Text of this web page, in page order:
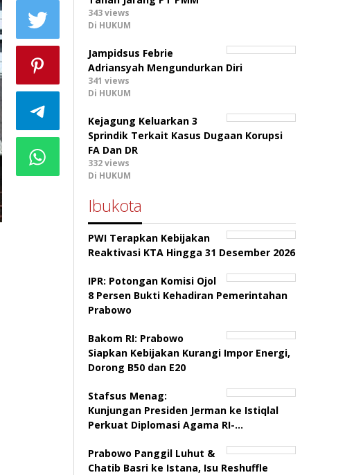
343 views
Di HUKUM
Jampidsus Febrie
Adriansyah Mengundurkan Diri
341 views
Di HUKUM
Kejagung Keluarkan 3
Sprindik Terkait Kasus Dugaan Korupsi
FA Dan DR
332 views
Di HUKUM
Ibukota
PWI Terapkan Kebijakan
Reaktivasi KTA Hingga 31 Desember 2026
IPR: Potongan Komisi Ojol
8 Persen Bukti Kehadiran Pemerintahan
Prabowo
Bakom RI: Prabowo
Siapkan Kebijakan Kurangi Impor Energi,
Dorong B50 dan E20
Stafsus Menag:
Kunjungan Presiden Jerman ke Istiqlal
Perkuat Diplomasi Agama RI-…
Prabowo Panggil Luhut &
Chatib Basri ke Istana, Isu Reshuffle